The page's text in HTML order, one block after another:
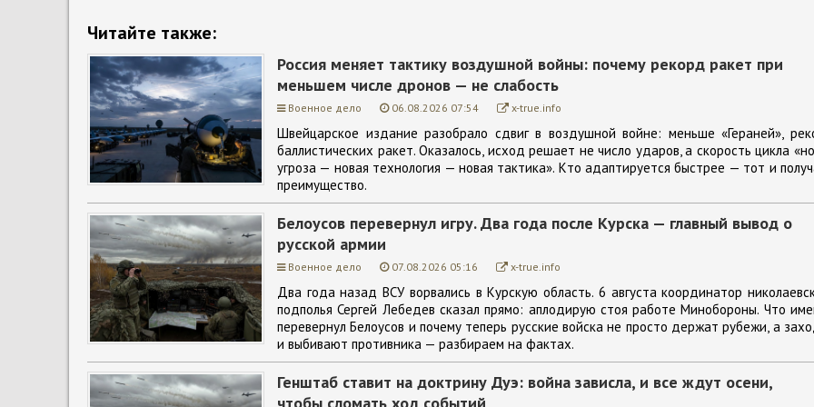
Читайте также:
Россия меняет тактику воздушной войны: почему рекорд ракет при
меньшем числе дронов — не слабость
Военное дело 06.08.2026 07:54 x-true.info
Швейцарское издание разобрало сдвиг в воздушной войне: меньше «Гераней»,
баллистических ракет. Оказалось, исход решает не число ударов, а скорость цикла
угроза — новая технология — новая тактика». Кто адаптируется быстрее — тот и
преимущество.
Белоусов перевернул игру. Два года после Курска — главный вывод о
русской армии
Военное дело 07.08.2026 05:16 x-true.info
Два года назад ВСУ ворвались в Курскую область. 6 августа координатор
подполья Сергей Лебедев сказал прямо: аплодирую стоя работе Минобороны. Что
перевернул Белоусов и почему теперь русские войска не просто держат рубежи, а
и выбивают противника — разбираем на фактах.
Генштаб ставит на доктрину Дуэ: война зависла, и все ждут осени,
чтобы сломать ход событий